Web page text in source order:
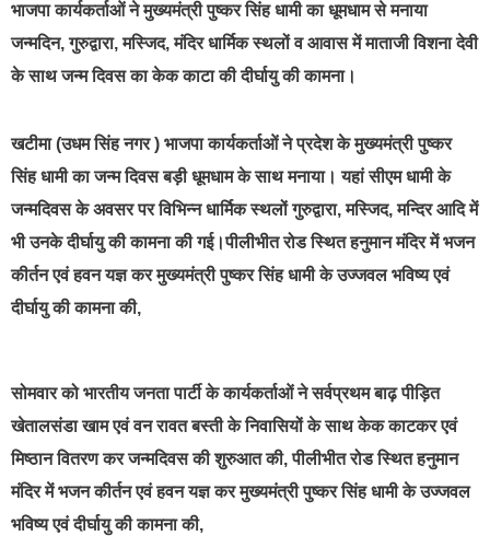
भाजपा कार्यकर्ताओं ने मुख्यमंत्री पुष्कर सिंह धामी का धूमधाम से मनाया
जन्मदिन, गुरुद्वारा, मस्जिद, मंदिर धार्मिक स्थलों व आवास में माताजी विशना देवी
के साथ जन्म दिवस का केक काटा की दीर्घायु की कामना।
खटीमा (उधम सिंह नगर ) भाजपा कार्यकर्ताओं ने प्रदेश के मुख्यमंत्री पुष्कर
सिंह धामी का जन्म दिवस बड़ी धूमधाम के साथ मनाया। यहां सीएम धामी के
जन्मदिवस के अवसर पर विभिन्न धार्मिक स्थलों गुरुद्वारा, मस्जिद, मन्दिर आदि में
भी उनके दीर्घायु की कामना की गई।पीलीभीत रोड स्थित हनुमान मंदिर में भजन
कीर्तन एवं हवन यज्ञ कर मुख्यमंत्री पुष्कर सिंह धामी के उज्जवल भविष्य एवं
दीर्घायु की कामना की,
सोमवार को भारतीय जनता पार्टी के कार्यकर्ताओं ने सर्वप्रथम बाढ़ पीड़ित
खेतालसंडा खाम एवं वन रावत बस्ती के निवासियों के साथ केक काटकर एवं
मिष्ठान वितरण कर जन्मदिवस की शुरुआत की, पीलीभीत रोड स्थित हनुमान
मंदिर में भजन कीर्तन एवं हवन यज्ञ कर मुख्यमंत्री पुष्कर सिंह धामी के उज्जवल
भविष्य एवं दीर्घायु की कामना की,